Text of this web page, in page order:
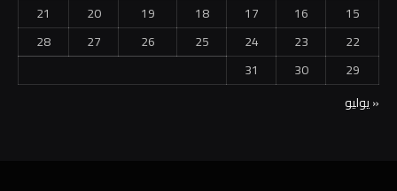
15
16
17
18
19
20
21
22
23
24
25
26
27
28
29
30
31
« يوليو